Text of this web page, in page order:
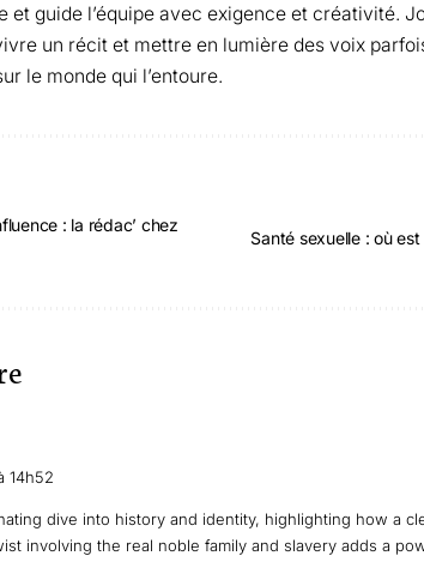
et guide l’équipe avec exigence et créativité.
un récit et mettre en lumière des voix
le monde qui l’entoure.
: la rédac’ chez
Santé sexuelle : où
14h52
dive into history and identity, highlighting how a
involving the real noble family and slavery adds a